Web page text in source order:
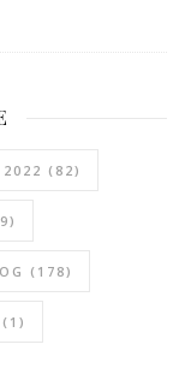
2022 (82)
(178)
(1)